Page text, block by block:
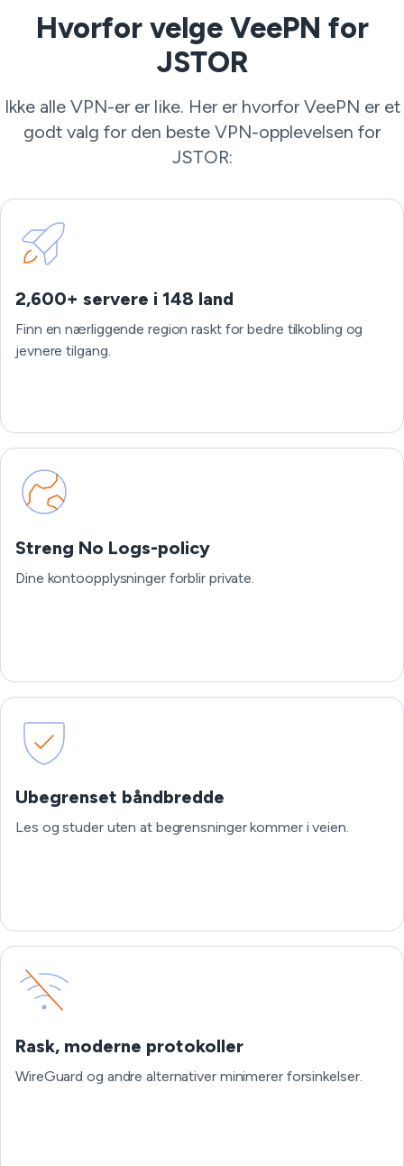
Hvorfor velge VeePN for
JSTOR
Ikke alle VPN-er er like. Her er hvorfor VeePN er et
godt valg for den beste VPN-opplevelsen for
JSTOR:
2,600+ servere i 148 land
Finn en nærliggende region raskt for bedre tilkobling og
jevnere tilgang.
Streng No Logs-policy
Dine kontoopplysninger forblir private.
Ubegrenset båndbredde
Les og studer uten at begrensninger kommer i veien.
Rask, moderne protokoller
WireGuard og andre alternativer minimerer forsinkelser.